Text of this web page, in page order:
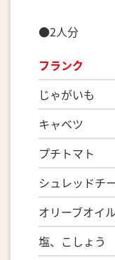
●2人分
フランク
じゃがい
キャベ
プチトマ
シュレッドチ
オリーブオ
塩、こし